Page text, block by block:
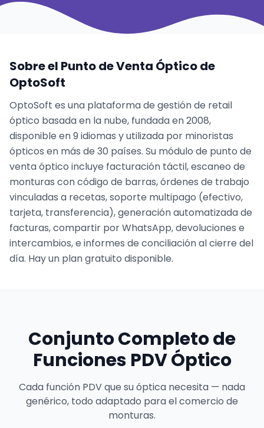
Sobre el Punto de Venta Óptico de
OptoSoft
OptoSoft es una plataforma de gestión de retail
óptico basada en la nube, fundada en 2008,
disponible en 9 idiomas y utilizada por minoristas
ópticos en más de 30 países. Su módulo de punto de
venta óptico incluye facturación táctil, escaneo de
monturas con código de barras, órdenes de trabajo
vinculadas a recetas, soporte multipago (efectivo,
tarjeta, transferencia), generación automatizada de
facturas, compartir por WhatsApp, devoluciones e
intercambios, e informes de conciliación al cierre del
día. Hay un plan gratuito disponible.
Conjunto Completo de
Funciones PDV Óptico
Cada función PDV que su óptica necesita — nada
genérico, todo adaptado para el comercio de
monturas.